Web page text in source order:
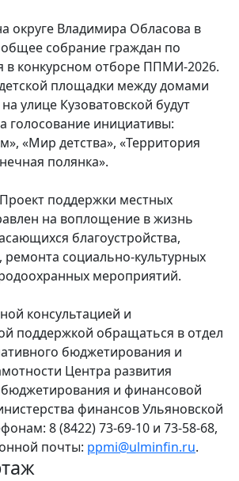
округе Владимира Обласова в
общее собрание граждан по
в конкурсном отборе ППМИ-2026.
площадки между домами
улице Кузоватовской будут
голосование инициативы:
«Мир детства», «Территория
полянка».
поддержки местных
на воплощение в жизнь
благоустройства,
социально-культурных
мероприятий.
консультацией и
поддержкой обращаться в отдел
бюджетирования и
Центра развития
и финансовой
финансов Ульяновской
8 (8422) 73-69-10 и 73-58-68,
почты: ppmi@ulminfin.ru.